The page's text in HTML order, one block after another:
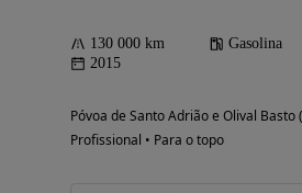
130 000 km Gasolina
2015
Póvoa de Santo Adrião e Olival Basto
Profissional • Para o topo